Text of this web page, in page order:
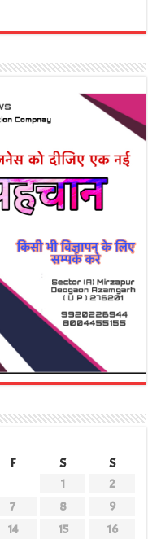
F S
S
1
2
7 8
9
14 15
16